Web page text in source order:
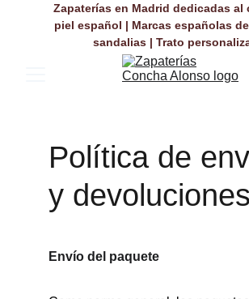
Zapaterías en Madrid dedicadas al
piel español | Marcas españolas
sandalias | Trato
Política de
y devoluciones
Envío del paquete